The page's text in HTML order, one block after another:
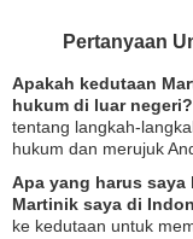
Pertanyaan
Apakah kedutaan
hukum di luar negeri?
tentang langkah-
hukum dan merujuk
Apa yang harus
Martinik saya di
ke kedutaan untuk